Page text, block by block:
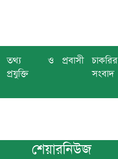
তথ্য ও
প্রযুক্তি
প্রবাসী
চাকরির
সংবাদ
শেয়ারনিউজ